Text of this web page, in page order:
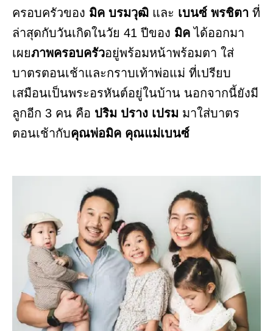
ครอบครัวของ มิค บรมวุฒิ และ เบนซ์ พรชิตา ที่
ล่าสุดกับวันเกิดในวัย 41 ปีของ มิค ได้ออกมา
เผยภาพครอบครัวอยู่พร้อมหน้าพร้อมตา ใส่
บาตรตอนเช้าและกราบเท้าพ่อแม่ ที่เปรียบ
เสมือนเป็นพระอรหันต์อยู่ในบ้าน นอกจากนี้ยังมี
ลูกอีก 3 คน คือ ปริม ปราง เปรม มาใส่บาตร
ตอนเช้ากับคุณพ่อมิค คุณแม่เบนซ์